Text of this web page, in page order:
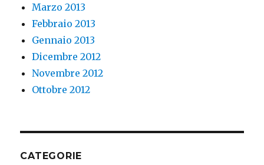
Marzo 2013
Febbraio 2013
Gennaio 2013
Dicembre 2012
Novembre 2012
Ottobre 2012
CATEGORIE